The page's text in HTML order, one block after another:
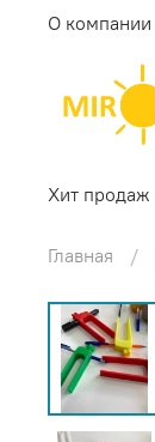
О компании
Хит продаж
Главная